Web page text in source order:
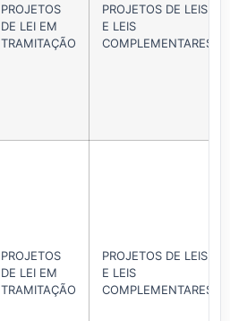
PROJETOS
DE LEI EM
TRAMITAÇÃO
PROJETOS DE LEIS
E LEIS
COMPLEMENTARES
PROJETOS
DE LEI EM
TRAMITAÇÃO
PROJETOS DE LEIS
E LEIS
COMPLEMENTARES